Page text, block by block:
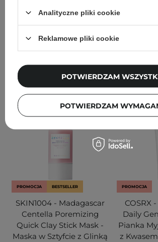
PROMOCJA BESTSELLER
SKIN1004 - Madagascar
Centella Poremizing
Quick Clay Stick Mask -
Maska w Sztyfcie z Glinką
PROMOCJA
COSRX
Daily
Pianka
z
Analityczne pliki cookie
Reklamowe pliki cookie
POTWIERDZAM
POTWIERDZAM